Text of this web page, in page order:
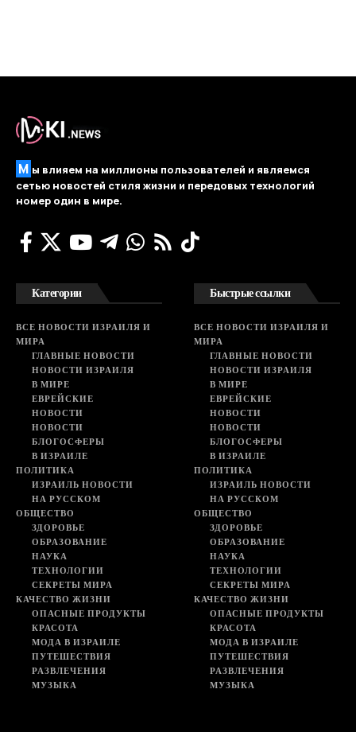
М ы влияем на миллионы пользователей и являемся
сетью новостей стиля жизни и передовых технологий
номер один в мире.
Категории
ВСЕ НОВОСТИ ИЗРАИЛЯ И
МИРА
ГЛАВНЫЕ НОВОСТИ
НОВОСТИ ИЗРАИЛЯ
В МИРЕ
ЕВРЕЙСКИЕ
НОВОСТИ
НОВОСТИ
БЛОГОСФЕРЫ
В ИЗРАИЛЕ
ПОЛИТИКА
ИЗРАИЛЬ НОВОСТИ
НА РУССКОМ
ОБЩЕСТВО
ЗДОРОВЬЕ
ОБРАЗОВАНИЕ
НАУКА
ТЕХНОЛОГИИ
СЕКРЕТЫ МИРА
КАЧЕСТВО ЖИЗНИ
ОПАСНЫЕ ПРОДУКТЫ
КРАСОТА
МОДА В ИЗРАИЛЕ
ПУТЕШЕСТВИЯ
РАЗВЛЕЧЕНИЯ
МУЗЫКА
Быстрые ссылки
ВСЕ НОВОСТИ ИЗРАИЛЯ И
МИРА
ГЛАВНЫЕ НОВОСТИ
НОВОСТИ ИЗРАИЛЯ
В МИРЕ
ЕВРЕЙСКИЕ
НОВОСТИ
НОВОСТИ
БЛОГОСФЕРЫ
В ИЗРАИЛЕ
ПОЛИТИКА
ИЗРАИЛЬ НОВОСТИ
НА РУССКОМ
ОБЩЕСТВО
ЗДОРОВЬЕ
ОБРАЗОВАНИЕ
НАУКА
ТЕХНОЛОГИИ
СЕКРЕТЫ МИРА
КАЧЕСТВО ЖИЗНИ
ОПАСНЫЕ ПРОДУКТЫ
КРАСОТА
МОДА В ИЗРАИЛЕ
ПУТЕШЕСТВИЯ
РАЗВЛЕЧЕНИЯ
МУЗЫКА